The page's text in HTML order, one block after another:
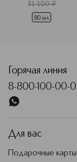
31 100 ¤
80 мл
Горячая линия
8-800-100-00-
Для вас
Подарочные карты